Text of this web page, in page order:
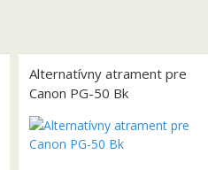
Alternatívny atrament pre
Canon PG-50 Bk